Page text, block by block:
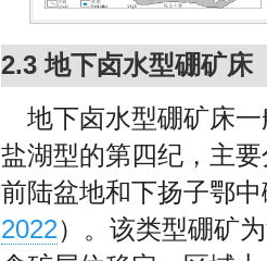
2.3 地下卤水型硼矿床
地下卤水型硼矿床
盐湖型的第四纪，主
前陆盆地和下扬子鄂
2022）。该类型硼矿